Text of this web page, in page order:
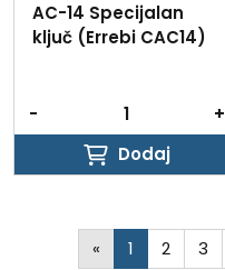
AC-14 Specijalan
ključ (Errebi CAC14)
-
+
Dodaj
Dodaj
« 1 2 3